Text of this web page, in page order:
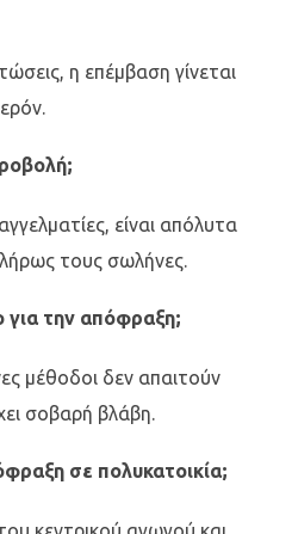
η επέμβαση γίνεται
είναι απόλυτα
τους σωλήνες.
για την απόφραξη;
μέθοδοι δεν απαιτούν
σοβαρή βλάβη.
σε πολυκατοικία;